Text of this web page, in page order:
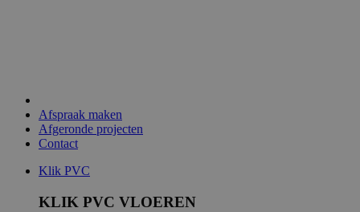
Afspraak maken
Afgeronde projecten
Contact
Klik PVC
KLIK PVC VLOEREN